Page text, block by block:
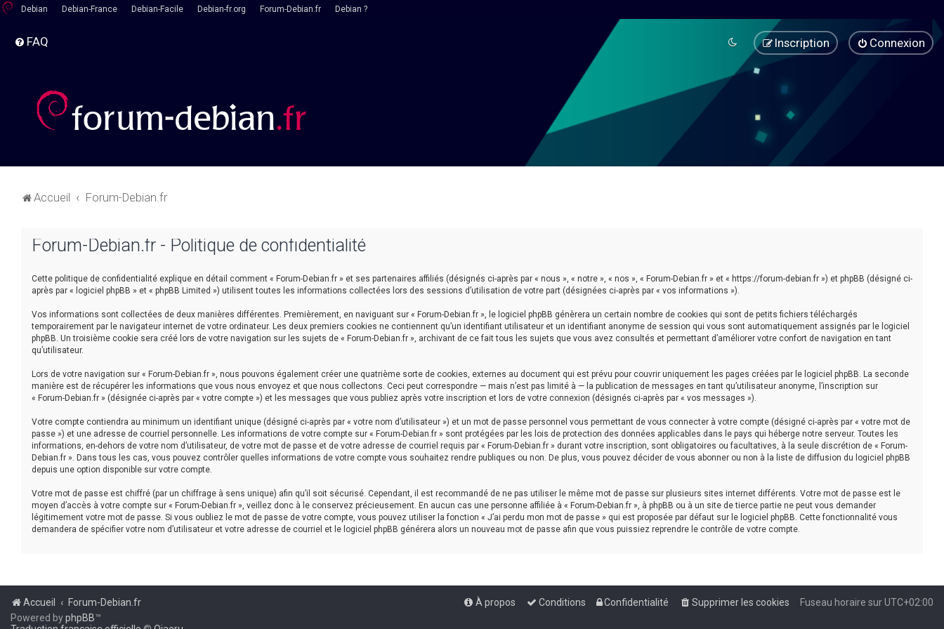
Debian Debian-France Debian-Facile Debian-fr.org Forum-Debian.fr Debian ?
FAQ Connexion
Inscription
Accueil Forum-Debian.fr
Forum-Debian.fr - Politique de confidentialité
Cette politique de confidentialité explique en détail comment « Forum-Debian.fr » et ses partenaires affiliés (désignés ci-après par « nous », « notre », « nos », « Forum-Debian.fr » et « https://forum-debian.fr ») et phpBB (désigné ci-
après par « logiciel phpBB » et « phpBB Limited ») utilisent toutes les informations collectées lors des sessions d’utilisation de votre part (désignées ci-après par « vos informations »).
Vos informations sont collectées de deux manières différentes. Premièrement, en naviguant sur « Forum-Debian.fr », le logiciel phpBB génèrera un certain nombre de cookies qui sont de petits fichiers téléchargés
temporairement par le navigateur internet de votre ordinateur. Les deux premiers cookies ne contiennent qu’un identifiant utilisateur et un identifiant anonyme de session qui vous sont automatiquement assignés par le logiciel
phpBB. Un troisième cookie sera créé lors de votre navigation sur les sujets de « Forum-Debian.fr », archivant de ce fait tous les sujets que vous avez consultés et permettant d’améliorer votre confort de navigation en tant
qu’utilisateur.
Lors de votre navigation sur « Forum-Debian.fr », nous pouvons également créer une quatrième sorte de cookies, externes au document qui est prévu pour couvrir uniquement les pages créées par le logiciel phpBB. La seconde
manière est de récupérer les informations que vous nous envoyez et que nous collectons. Ceci peut correspondre — mais n’est pas limité à — la publication de messages en tant qu’utilisateur anonyme, l’inscription sur
« Forum-Debian.fr » (désignée ci-après par « votre compte ») et les messages que vous publiez après votre inscription et lors de votre connexion (désignés ci-après par « vos messages »).
Votre compte contiendra au minimum un identifiant unique (désigné ci-après par « votre nom d’utilisateur ») et un mot de passe personnel vous permettant de vous connecter à votre compte (désigné ci-après par « votre mot de
passe ») et une adresse de courriel personnelle. Les informations de votre compte sur « Forum-Debian.fr » sont protégées par les lois de protection des données applicables dans le pays qui héberge notre serveur. Toutes les
informations, en-dehors de votre nom d’utilisateur, de votre mot de passe et de votre adresse de courriel requis par « Forum-Debian.fr » durant votre inscription, sont obligatoires ou facultatives, à la seule discrétion de « Forum-
Debian.fr ». Dans tous les cas, vous pouvez contrôler quelles informations de votre compte vous souhaitez rendre publiques ou non. De plus, vous pouvez décider de vous abonner ou non à la liste de diffusion du logiciel phpBB
depuis une option disponible sur votre compte.
Votre mot de passe est chiffré (par un chiffrage à sens unique) afin qu’il soit sécurisé. Cependant, il est recommandé de ne pas utiliser le même mot de passe sur plusieurs sites internet différents. Votre mot de passe est le
moyen d’accès à votre compte sur « Forum-Debian.fr », veillez donc à le conservez précieusement. En aucun cas une personne affiliée à « Forum-Debian.fr », à phpBB ou à un site de tierce partie ne peut vous demander
légitimement votre mot de passe. Si vous oubliez le mot de passe de votre compte, vous pouvez utiliser la fonction « J’ai perdu mon mot de passe » qui est proposée par défaut sur le logiciel phpBB. Cette fonctionnalité vous
demandera de spécifier votre nom d’utilisateur et votre adresse de courriel et le logiciel phpBB générera alors un nouveau mot de passe afin que vous puissiez reprendre le contrôle de votre compte.
Accueil Forum-Debian.fr Fuseau horaire surUTC+02:00
Supprimer les cookies
Confidentialité
Conditions
À propos
Powered byphpBB™